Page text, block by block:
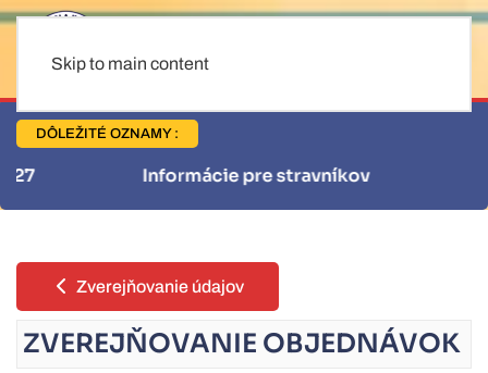
Skip to main content
DÔLEŽITÉ OZNAMY :
Informácie pre stravníkov
Zverejňovanie údajov
ZVEREJŇOVANIE OBJEDNÁVOK